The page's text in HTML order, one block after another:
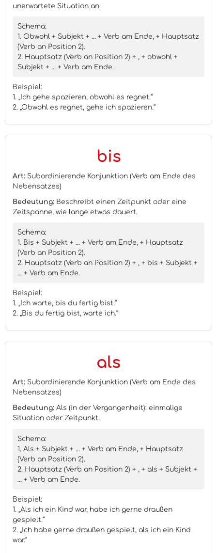
unerwartete Situation an.
Schema:
1. Obwohl + Subjekt + ... + Verb am Ende, + Hauptsatz
(Verb an Position 2).
2. Hauptsatz (Verb an Position 2) + , + obwohl +
Subjekt + ... + Verb am Ende.
Beispiel:
1. „Ich gehe spazieren, obwohl es regnet.“
2. „Obwohl es regnet, gehe ich spazieren.“
bis
Art: Subordinierende Konjunktion (Verb am Ende des
Nebensatzes)
Bedeutung: Beschreibt einen Zeitpunkt oder eine
Zeitspanne, wie lange etwas dauert.
Schema:
1. Bis + Subjekt + ... + Verb am Ende, + Hauptsatz
(Verb an Position 2).
2. Hauptsatz (Verb an Position 2) + , + bis + Subjekt +
... + Verb am Ende.
Beispiel:
1. „Ich warte, bis du fertig bist.“
2. „Bis du fertig bist, warte ich.“
als
Art: Subordinierende Konjunktion (Verb am Ende des
Nebensatzes)
Bedeutung: Als (in der Vergangenheit): einmalige
Situation oder Zeitpunkt.
Schema:
1. Als + Subjekt + ... + Verb am Ende, + Hauptsatz
(Verb an Position 2).
2. Hauptsatz (Verb an Position 2) + , + als + Subjekt +
... + Verb am Ende.
Beispiel:
1. „Als ich ein Kind war, habe ich gerne draußen
gespielt.“
2. „Ich habe gerne draußen gespielt, als ich ein Kind
war.“